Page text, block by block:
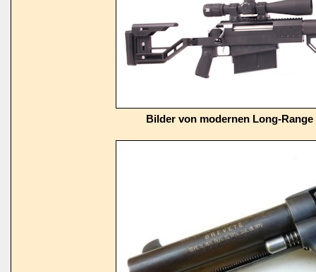
Bilder von modernen Long-